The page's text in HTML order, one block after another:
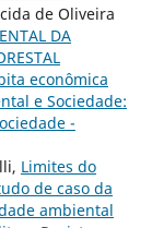
de Oliveira
DA
econômica
e Sociedade:
-
Limites do
de caso da
ambiental